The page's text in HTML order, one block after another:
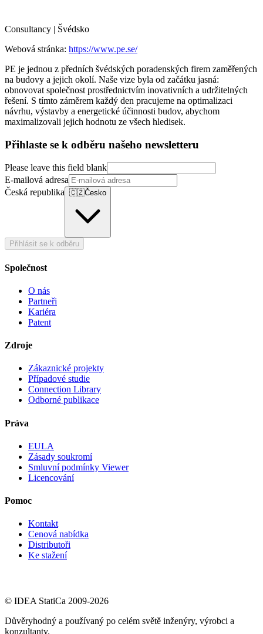
Consultancy | Švédsko
Webová stránka: https://www.pe.se/
PE je jednou z předních švédských poradenských firem zaměřených
na budovy a jejich okolí. Naše vize byla od začátku jasná:
obnovovat společnost prostřednictvím inovativních a udržitelných
řešení. S tímto záměrem každý den pracujeme na optimalizaci
návrhu, výstavby a energetické účinnosti budov, abychom
maximalizovali jejich hodnotu ze všech hledisek.
Přihlaste se k odběru našeho newsletteru
Please leave this field blank
E-mailová adresa
Česká republika 🇨🇿Česko
Přihlásit se k odběru
Společnost
O nás
Partneři
Kariéra
Patent
Zdroje
Zákaznické projekty
Případové studie
Connection Library
Odborné publikace
Práva
EULA
Zásady soukromí
Smluvní podmínky Viewer
Licencování
Pomoc
Kontakt
Cenová nabídka
Distributoři
Ke stažení
© IDEA StatiCa 2009-2026
Důvěryhodný a používaný po celém světě inženýry, výrobci a
konzultanty.